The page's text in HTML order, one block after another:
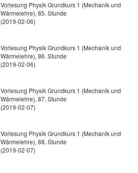
Vorlesung Physik Grundkurs 1 (Mechanik und
Wärmelehre), 85. Stunde
(2019-02-06)
Vorlesung Physik Grundkurs 1 (Mechanik und
Wärmelehre), 86. Stunde
(2019-02-06)
Vorlesung Physik Grundkurs 1 (Mechanik und
Wärmelehre), 87. Stunde
(2019-02-07)
Vorlesung Physik Grundkurs 1 (Mechanik und
Wärmelehre), 88. Stunde
(2019-02-07)